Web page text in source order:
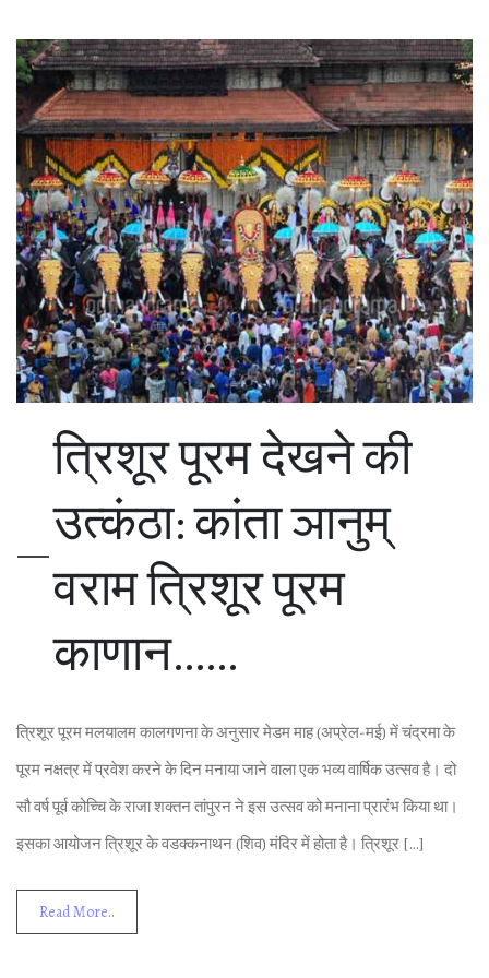
त्र‍िशूर पूरम देखने की
उत्‍कंठा: कांता ञानुम्
वराम त्र‍िशूर पूरम
काणान……
त्र‍िशूर पूरम मलयालम कालगणना के अनुसार मेडम माह (अप्रेल-मई) में चंद्रमा के
पूरम नक्षत्र में प्रवेश करने के द‍िन मनाया जाने वाला एक भव्‍य वार्ष‍िक उत्‍सव है। दो
सौ वर्ष पूर्व कोच्‍च‍ि के राजा शक्‍तन तांपुरन ने इस उत्‍सव को मनाना प्रारंभ क‍िया था।
इसका आयोजन त्र‍िशूर के वडक्‍कनाथन (श‍िव) मंद‍िर में होता है। त्र‍िशूर […]
Read More..